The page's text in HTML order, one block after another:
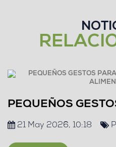
PEQUEÑOS
21 May 2026, 10:18